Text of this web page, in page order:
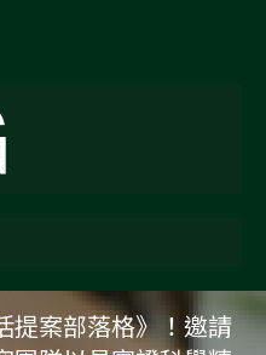
提案部落格》！邀請